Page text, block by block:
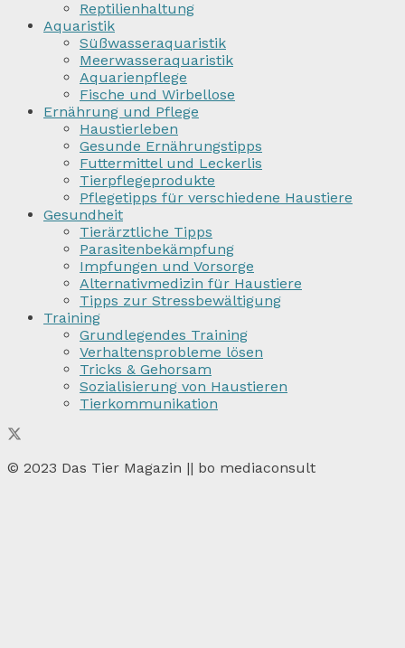
Reptilienhaltung
Aquaristik
Süßwasseraquaristik
Meerwasseraquaristik
Aquarienpflege
Fische und Wirbellose
Ernährung und Pflege
Haustierleben
Gesunde Ernährungstipps
Futtermittel und Leckerlis
Tierpflegeprodukte
Pflegetipps für verschiedene Haustiere
Gesundheit
Tierärztliche Tipps
Parasitenbekämpfung
Impfungen und Vorsorge
Alternativmedizin für Haustiere
Tipps zur Stressbewältigung
Training
Grundlegendes Training
Verhaltensprobleme lösen
Tricks & Gehorsam
Sozialisierung von Haustieren
Tierkommunikation
© 2023 Das Tier Magazin || bo mediaconsult